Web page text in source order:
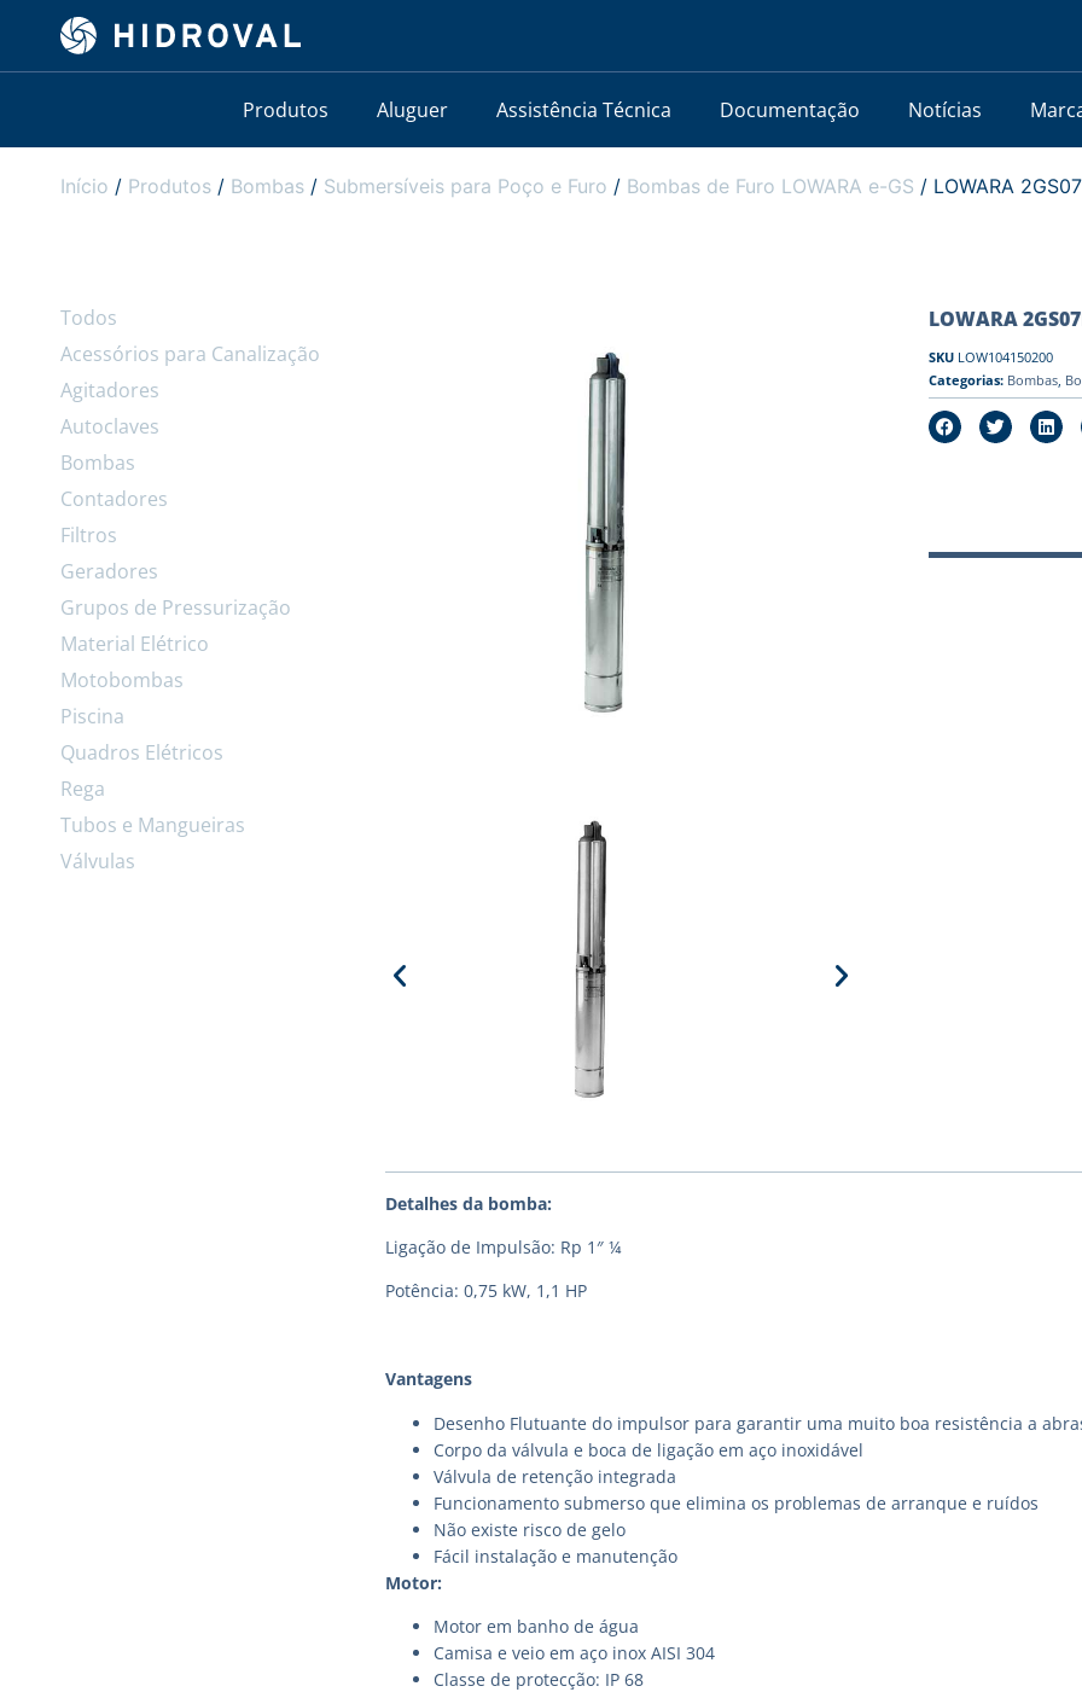
Produtos Aluguer Assistência Técnica Documentação Notícias
Início / Produtos / Bombas / Submersíveis para Poço e Furo / Bombas de Furo LOWARA e-GS / LOWARA
Todos
Acessórios para Canalização
Agitadores
Autoclaves
Bombas
Contadores
Filtros
Geradores
Grupos de Pressurização
Material Elétrico
Motobombas
Piscina
Quadros Elétricos
Rega
Tubos e Mangueiras
Válvulas
LOWARA
SKU LOW104150200
Categorias: Bombas,
Detalhes da bomba:
Ligação de Impulsão: Rp 1″ ¼
Potência: 0,75 kW, 1,1 HP
Vantagens
Desenho Flutuante do impulsor para garantir uma muito boa resistência a
Corpo da válvula e boca de ligação em aço inoxidável
Válvula de retenção integrada
Funcionamento submerso que elimina os problemas de arranque e ruídos
Não existe risco de gelo
Fácil instalação e manutenção
Motor:
Motor em banho de água
Camisa e veio em aço inox AISI 304
Classe de protecção: IP 68